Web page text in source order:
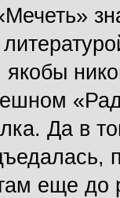
якобы
Да в
еще до